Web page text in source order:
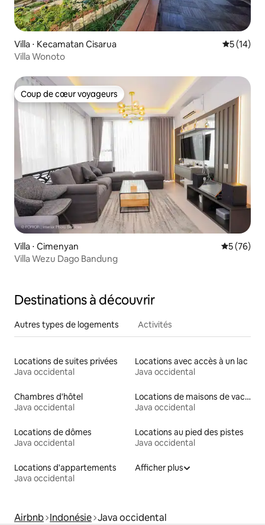
Villa ⋅ Kecamatan Cisarua
5 (14)
Villa Wonoto
Coup de cœur voyageurs
Coup de cœur voyageurs
Villa ⋅ Cimenyan
5 (76)
Villa Wezu Dago Bandung
Destinations à découvrir
Autres types de logements Activités
Locations de suites privées
Java occidental
Locations avec accès à un lac
Java occidental
Chambres d'hôtel
Java occidental
Locations de maisons de vacances
Java occidental
Locations de dômes
Java occidental
Locations au pied des pistes
Java occidental
Locations d'appartements
Java occidental
Afficher plus
Airbnb Indonésie Java occidental